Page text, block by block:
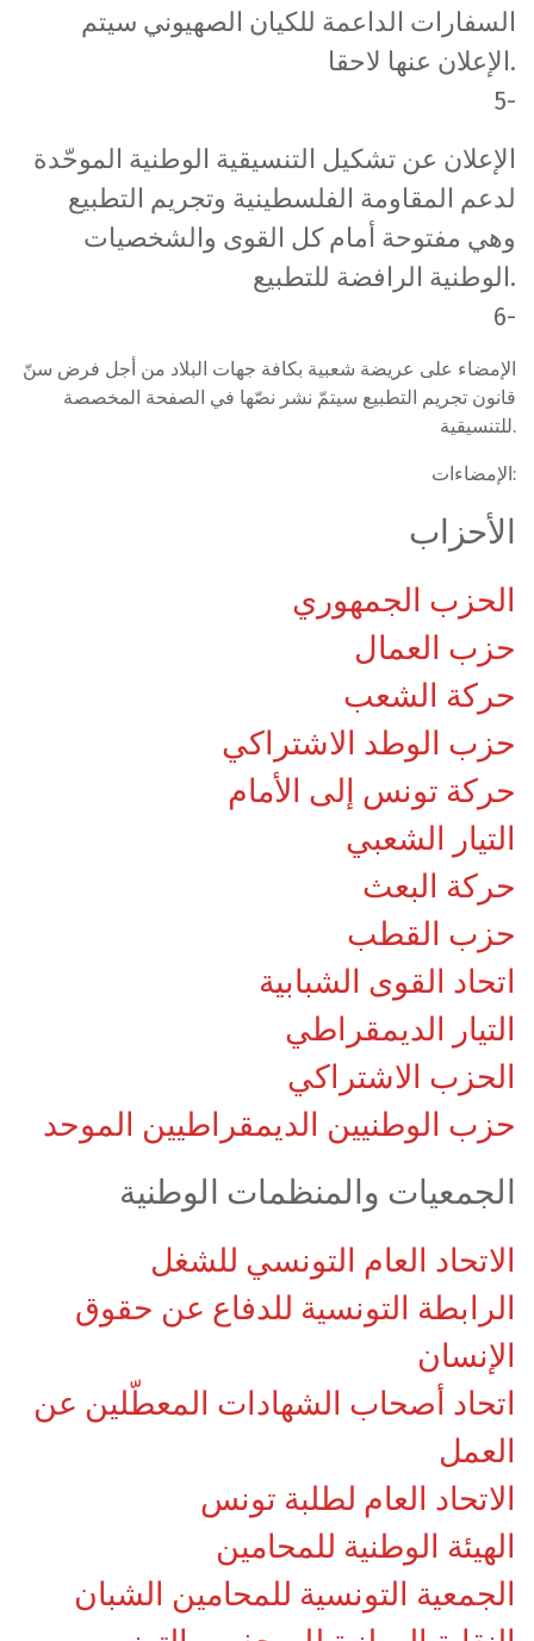
السفارات الداعمة للكيان الصهيوني سيتم
الإعلان عنها لاحقا.
5-
الإعلان عن تشكيل التنسيقية الوطنية الموحّدة
لدعم المقاومة الفلسطينية وتجريم التطبيع
وهي مفتوحة أمام كل القوى والشخصيات
الوطنية الرافضة للتطبيع.
6-
الإمضاء على عريضة شعبية بكافة جهات البلاد من أجل فرض سنّ
قانون تجريم التطبيع سيتمّ نشر نصّها في الصفحة المخصصة
للتنسيقية.
الإمضاءات:
الأحزاب
الحزب الجمهوري
حزب العمال
حركة الشعب
حزب الوطد الاشتراكي
حركة تونس إلى الأمام
التيار الشعبي
حركة البعث
حزب القطب
اتحاد القوى الشبابية
التيار الديمقراطي
الحزب الاشتراكي
حزب الوطنيين الديمقراطيين الموحد
الجمعيات والمنظمات الوطنية
الاتحاد العام التونسي للشغل
الرابطة التونسية للدفاع عن حقوق
الإنسان
اتحاد أصحاب الشهادات المعطّلين عن
العمل
الاتحاد العام لطلبة تونس
الهيئة الوطنية للمحامين
الجمعية التونسية للمحامين الشبان